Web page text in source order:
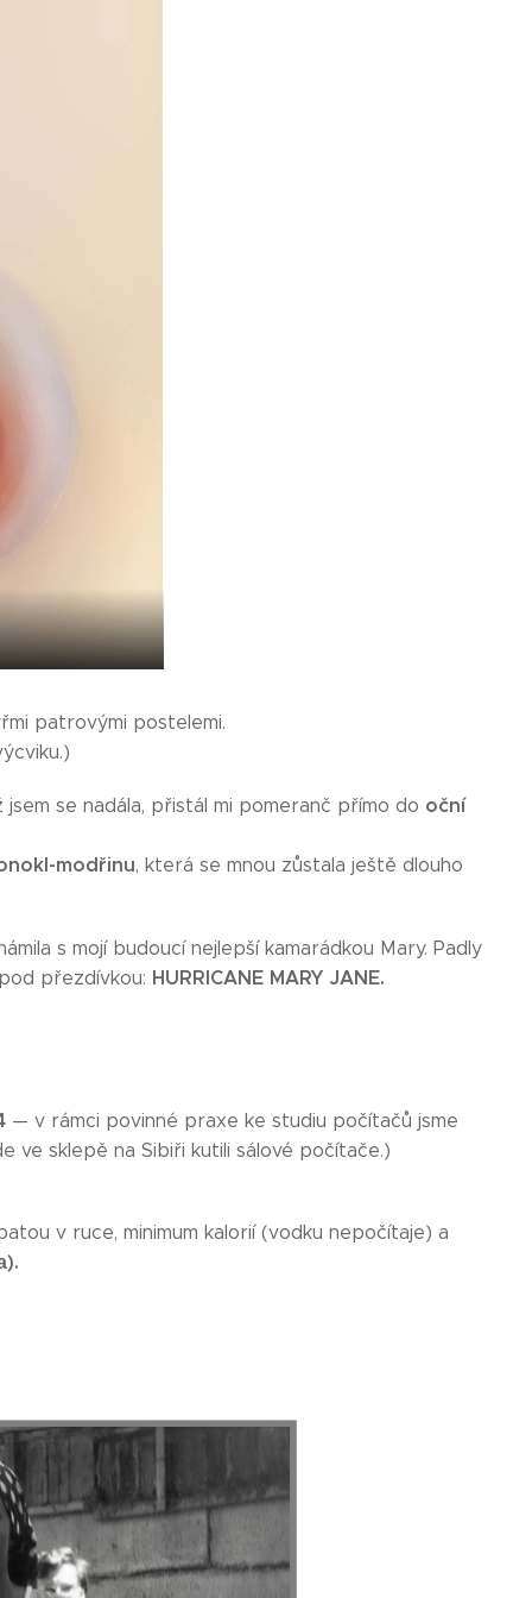
patrovými postelemi.
se nadála, přistál mi pomeranč přímo do oční
modřinu, která se mnou zůstala ještě dlouho
s mojí budoucí nejlepší kamarádkou Mary. Padly
přezdívkou: HURRICANE MARY JANE.
— v rámci povinné praxe ke studiu počítačů jsme
ve sklepě na Sibiři kutili sálové počítače.)
v ruce, minimum kalorií (vodku nepočítaje) a